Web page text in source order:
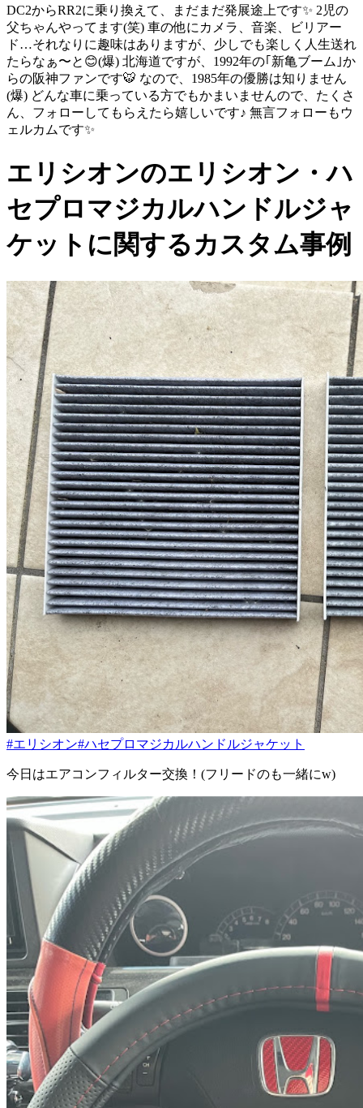
DC2からRR2に乗り換えて、まだまだ発展途上です✨ 2児の
父ちゃんやってます(笑) 車の他にカメラ、音楽、ビリアー
ド…それなりに趣味はありますが、少しでも楽しく人生送れ
たらなぁ〜と😊(爆) 北海道ですが、1992年の｢新亀ブーム｣か
らの阪神ファンです🐯 なので、1985年の優勝は知りません
(爆) どんな車に乗っている方でもかまいませんので、たくさ
ん、フォローしてもらえたら嬉しいです♪ 無言フォローもウ
ェルカムです✨
エリシオンのエリシオン・ハ
セプロマジカルハンドルジャ
ケットに関するカスタム事例
#エリシオン#ハセプロマジカルハンドルジャケット
今日はエアコンフィルター交換！(フリードのも一緒にw)